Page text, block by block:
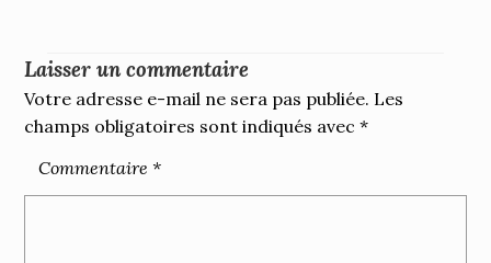
Laisser un commentaire
Votre adresse e-mail ne sera pas publiée. Les
champs obligatoires sont indiqués avec*
Commentaire *